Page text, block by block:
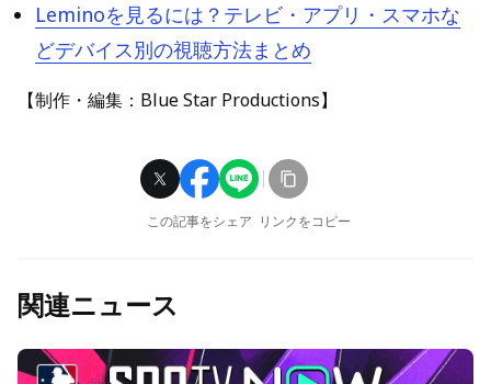
Leminoを見るには？テレビ・アプリ・スマホな
どデバイス別の視聴方法まとめ
【制作・編集：Blue Star Productions】
この記事をシェア リンクをコピー
関連ニュース